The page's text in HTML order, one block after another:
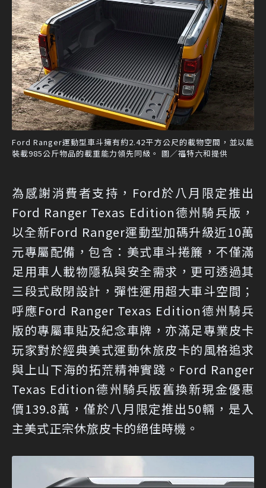
Ford Ranger運動型車斗擁有約2.42平方公尺的載物空間，並以能
裝載985公斤物品的載重能力領先同級。 圖／福特六和提供
為感謝消費者支持，Ford於八月限定推出
Ford Ranger Texas Edition德州騎兵版，
以全新Ford Ranger運動型加碼升級近10萬
元專屬配備，包含：美式車斗捲簾，不僅滿
足用車人載物隱私與安全需求，更可透過其
三段式啟閉設計，彈性運用超大車斗空間；
呼應Ford Ranger Texas Edition德州騎兵
版的專屬車貼及紀念車牌，亦滿足專業皮卡
玩家對於經典美式運動休旅皮卡的風格追求
與上山下海的拓荒精神實踐。Ford Ranger
Texas Edition德州騎兵版舊換新現金優惠
價139.8萬，僅於八月限定推出50輛，是入
主美式正宗休旅皮卡的絕佳時機。